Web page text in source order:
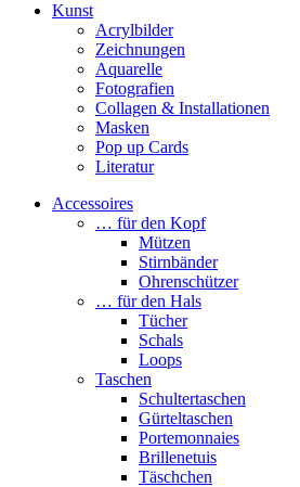
Kunst
Acrylbilder
Zeichnungen
Aquarelle
Fotografien
Collagen & Installationen
Masken
Pop up Cards
Literatur
Accessoires
… für den Kopf
Mützen
Stirnbänder
Ohrenschützer
… für den Hals
Tücher
Schals
Loops
Taschen
Schultertaschen
Gürteltaschen
Portemonnaies
Brillenetuis
Täschchen